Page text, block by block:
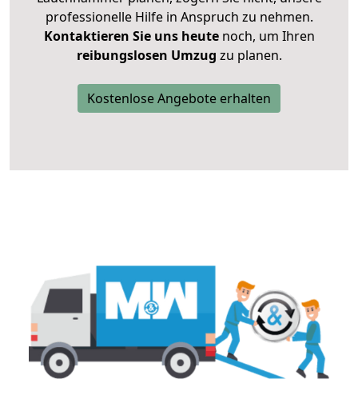
professionelle Hilfe in Anspruch zu nehmen.
Kontaktieren Sie uns heutenoch, um Ihren
reibungslosen Umzug zu planen.
Kostenlose Angebote erhalten